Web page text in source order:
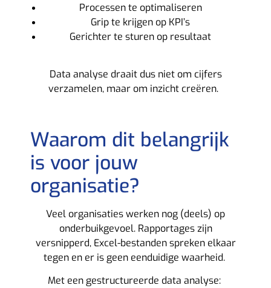
Processen te optimaliseren
Grip te krijgen op KPI’s
Gerichter te sturen op resultaat
Data analyse draait dus niet om cijfers
verzamelen, maar om inzicht creëren.
Waarom dit belangrijk
is voor jouw
organisatie?
Veel organisaties werken nog (deels) op
onderbuikgevoel. Rapportages zijn
versnipperd, Excel-bestanden spreken elkaar
tegen en er is geen eenduidige waarheid.
Met een gestructureerde data analyse: